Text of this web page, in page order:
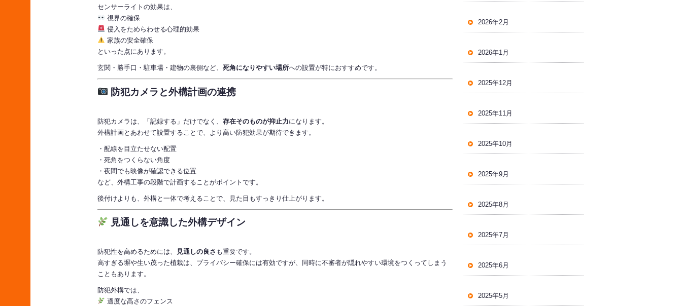
センサーライトの効果は、
視界の確保
侵入をためらわせる心理的効果
家族の安全確保
といった点にあります。
玄関・勝手口・駐車場・建物の裏側など、 死角になりやすい場所への設置が特におすすめです。
防犯カメラと外構計画の連携
防犯カメラは、「記録する」だけでなく、 存在そのものが抑止力になります。
外構計画とあわせて設置することで、より高い防犯効果が期待できます。
・配線を目立たせない配置
・死角をつくらない角度
・夜間でも映像が確認できる位置
など、外構工事の段階で計画することがポイントです。
後付けよりも、外構と一体で考えることで、見た目もすっきり仕上がります。
見通しを意識した外構デザイン
防犯性を高めるためには、 見通しの良さ も重要です。
高すぎる塀や生い茂った植栽は、プライバシー確保には有効ですが、同時に不審者が隠れやすい環境をつくってしまう
こともあります。
防犯外構では、
適度な高さのフェンス
2026年2月
2026年1月
2025年12月
2025年11月
2025年10月
2025年9月
2025年8月
2025年7月
2025年6月
2025年5月